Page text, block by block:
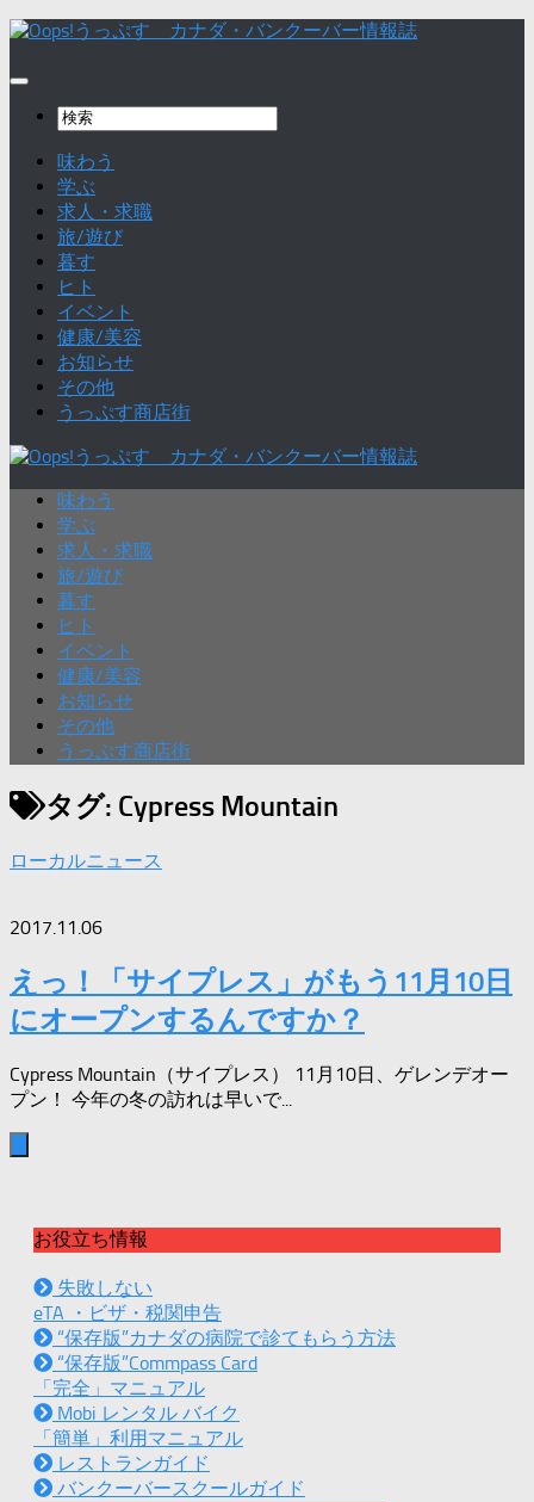
味わう
学ぶ
求人・求職
旅/遊び
暮す
ヒト
イベント
健康/美容
お知らせ
その他
うっぷす商店街
味わう
学ぶ
求人・求職
旅/遊び
暮す
ヒト
イベント
健康/美容
お知らせ
その他
うっぷす商店街
タグ: Cypress Mountain
ローカルニュース
2017.11.06
えっ！「サイプレス」がもう11月10日
にオープンするんですか？
Cypress Mountain（サイプレス） 11月10日、ゲレンデオー
プン！ 今年の冬の訪れは早いで...
お役立ち情報
失敗しない
eTA ・ビザ・税関申告
“保存版”カナダの病院で診てもらう方法
“保存版”Commpass Card
「完全」マニュアル
Mobi レンタル バイク
「簡単」利用マニュアル
レストランガイド
バンクーバースクールガイド